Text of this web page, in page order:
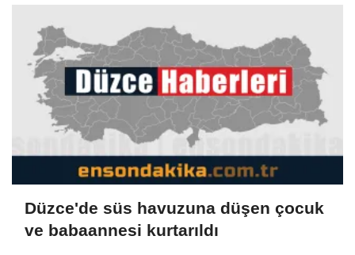
Düzce'de süs havuzuna düşen çocuk
ve babaannesi kurtarıldı